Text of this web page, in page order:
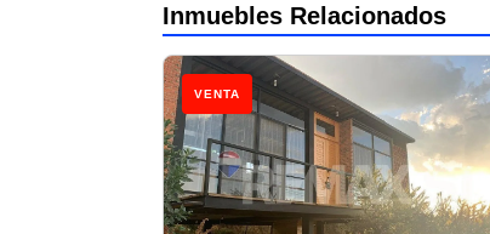
Inmuebles Relacionados
VENTA